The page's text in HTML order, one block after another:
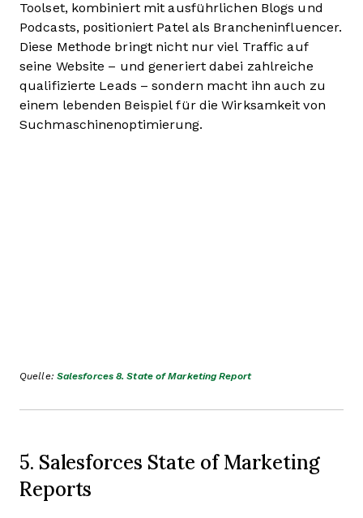
Toolset, kombiniert mit ausführlichen Blogs und
Podcasts, positioniert Patel als Brancheninfluencer.
Diese Methode bringt nicht nur viel Traffic auf
seine Website – und generiert dabei zahlreiche
qualifizierte Leads – sondern macht ihn auch zu
einem lebenden Beispiel für die Wirksamkeit von
Suchmaschinenoptimierung.
Quelle: Salesforces 8. State of Marketing Report
5. Salesforces State of Marketing
Reports